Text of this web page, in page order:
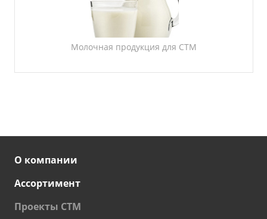
Молочная продукция для СТМ
О компании
Ассортимент
Проекты СТМ